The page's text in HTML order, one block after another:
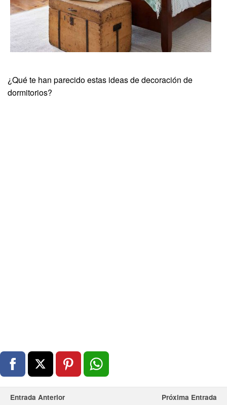
¿Qué te han parecido estas ideas de decoración de
dormitorios?
Entrada Anterior Próxima Entrada